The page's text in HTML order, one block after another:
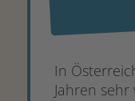
In
Jahren